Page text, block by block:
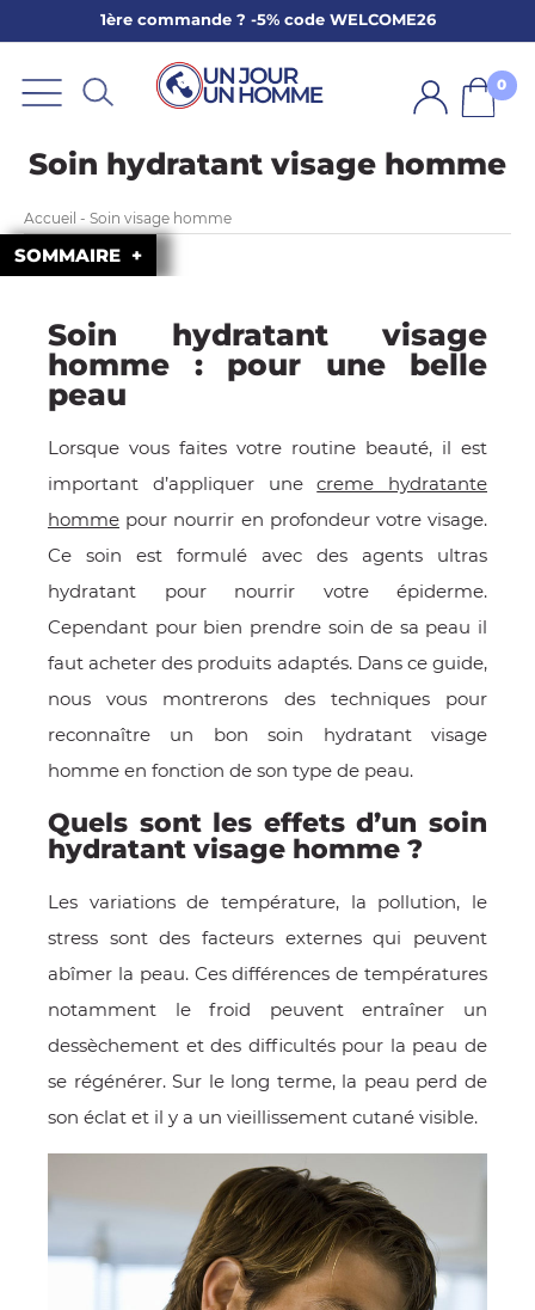
1ère commande ? -5% code WELCOME26
0
LA BARBE
FRAICHE
Soin hydratant visage homme
Accueil - Soin visage homme
SOMMAIRE
Soin hydratant visage
homme : pour une belle
peau
Lorsque vous faites votre routine beauté, il est
important d’appliquer unecreme hydratante
homme pour nourrir en profondeur votre visage.
Ce soin est formulé avec des agents ultras
hydratant pour nourrir votre épiderme.
Cependant pour bien prendre soin de sa peau il
faut acheter des produits adaptés. Dans ce guide,
nous vous montrerons des techniques pour
reconnaître un bon soin hydratant visage
homme en fonction de son type de peau.
Quels sont les effets d’un soin
hydratant visage homme ?
Les variations de température, la pollution, le
stress sont des facteurs externes qui peuvent
abîmer la peau. Ces différences de températures
notamment le froid peuvent entraîner un
dessèchement et des difficultés pour la peau de
se régénérer. Sur le long terme, la peau perd de
son éclat et il y a un vieillissement cutané visible.